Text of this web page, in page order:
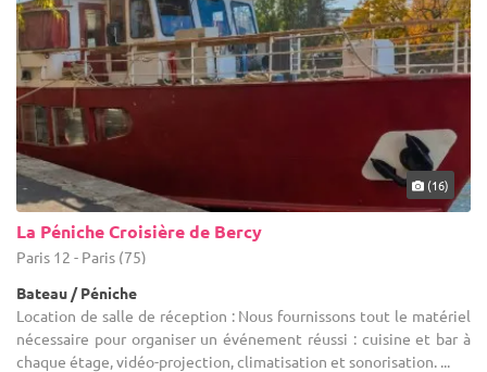
(16)
La Péniche Croisière de Bercy
Paris 12 - Paris (75)
Bateau / Péniche
Location de salle de réception : Nous fournissons tout le matériel
nécessaire pour organiser un événement réussi : cuisine et bar à
chaque étage, vidéo-projection, climatisation et sonorisation. ...